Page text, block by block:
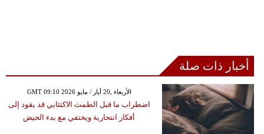
أخبار ذات صلة
GMT 09:10 2026 الأربعاء ,20 أيار / مايو
اضطراب ما قبل الطمث الاكتئابي قد يقود إلى
أفكار انتحارية ويختفي مع بدء الحيض